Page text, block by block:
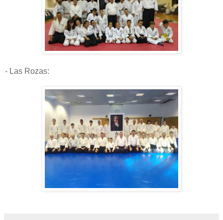
- Las Rozas: